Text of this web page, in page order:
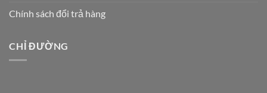
Chính sách đổi trả hàng
CHỈ ĐƯỜNG